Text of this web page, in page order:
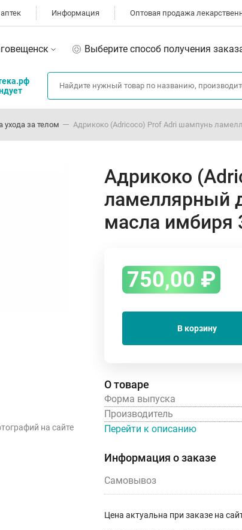
Информация Оптовая продажа
Выберите способ получения
ухода за телом Адрикоко (Adricoco) Prof Adri шампунь
на сайте
Адрикоко
ламеллярный
масла имбиря
750,00 ₽
В корзину
О товаре
Форма выпуска
Производитель
Перейти к описанию
Информация о заказе
Самовывоз
Цена актуальна при заказе на